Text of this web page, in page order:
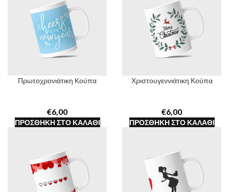
Πρωτοχρονιάτικη Κούπα
€
ΠΡΟΣΘΉΚΗ ΣΤΟ ΚΑΛΆΘΙ
Χριστουγεννιάτικη Κούπα
€
ΠΡΟΣΘΉΚΗ ΣΤΟ ΚΑΛΆΘΙ